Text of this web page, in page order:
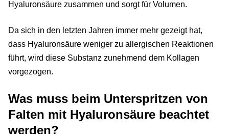
Hyaluronsäure zusammen und sorgt für Volumen.
Da sich in den letzten Jahren immer mehr gezeigt hat,
dass Hyaluronsäure weniger zu allergischen Reaktionen
führt, wird diese Substanz zunehmend dem Kollagen
vorgezogen.
Was muss beim Unterspritzen von
Falten mit Hyaluronsäure beachtet
werden?